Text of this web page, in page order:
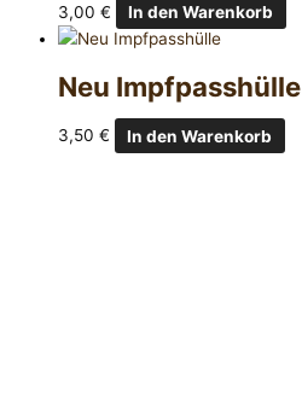
3,00 € In den Warenkorb
Neu Impfpasshülle
3,50 € In den Warenkorb